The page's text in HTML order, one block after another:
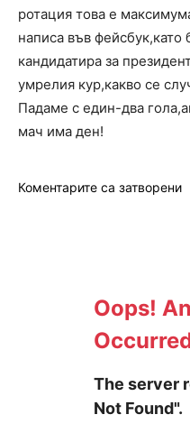
ротация това е
написа във
кандидатира за
умрелия кур,какво се
Падаме с един-два
мач има ден!
Коментарите са затворени